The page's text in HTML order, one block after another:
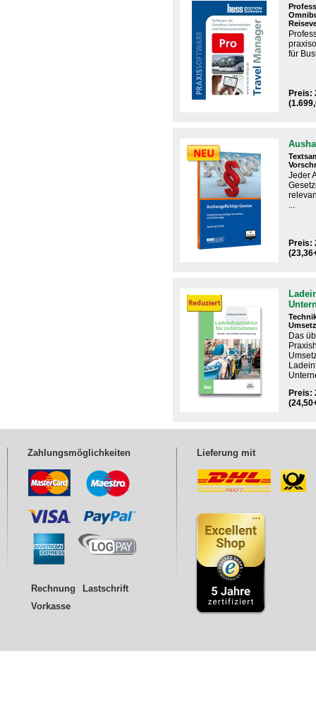
für
Preis:
Jeder
...
Preis:
Das
Preis:
Zahlungsmöglichkeiten
Rechnung
Lastschrift
Vorkasse
Lieferung mit